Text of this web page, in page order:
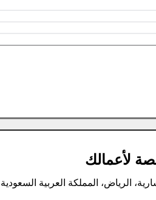
لأعمالك
الرياض، المملكة العربية السعودية